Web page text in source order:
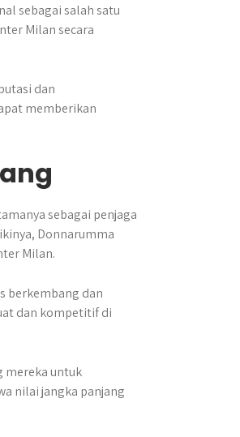
sebagai salah satu
Milan secara
dan
memberikan
sebagai penjaga
Donnarumma
Milan.
berkembang dan
dan kompetitif di
mereka untuk
nilai jangka panjang